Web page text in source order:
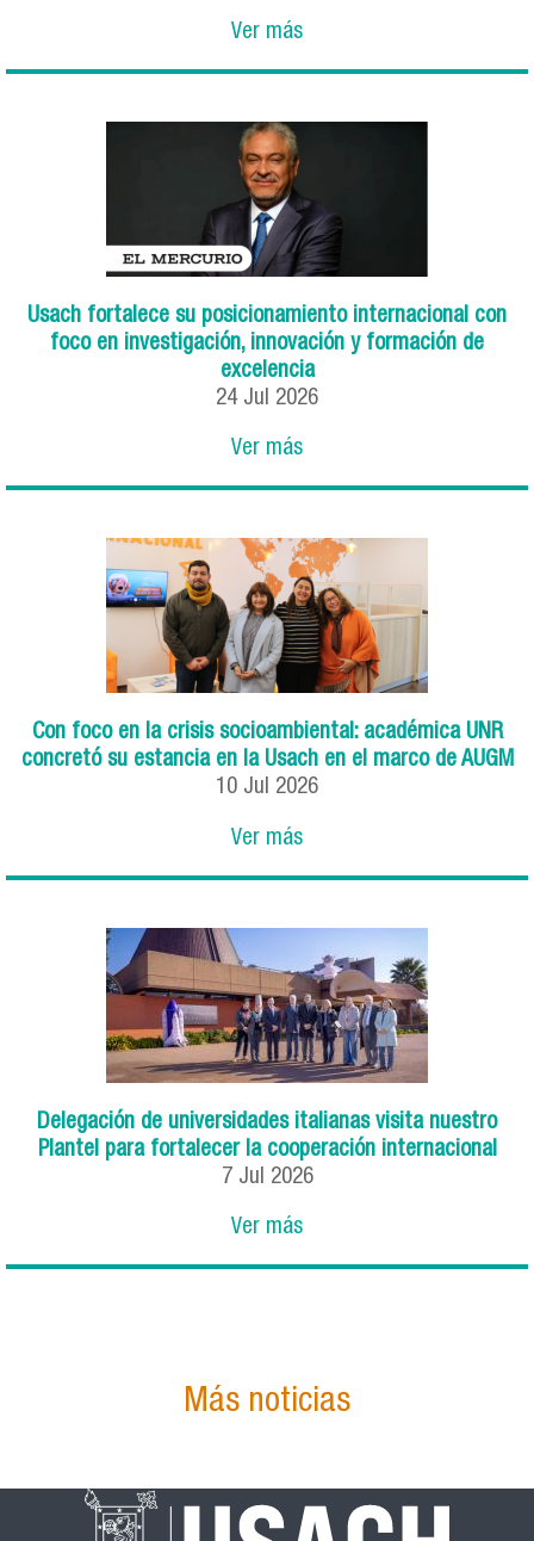
Ver más
Usach fortalece su posicionamiento internacional con
foco en investigación, innovación y formación de
excelencia
24 Jul 2026
Ver más
Con foco en la crisis socioambiental: académica UNR
concretó su estancia en la Usach en el marco de AUGM
10 Jul 2026
Ver más
Delegación de universidades italianas visita nuestro
Plantel para fortalecer la cooperación internacional
7 Jul 2026
Ver más
Más noticias